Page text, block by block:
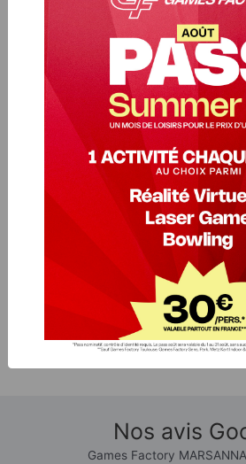
et compétitif en fin de
les dimanches de 19h à
BOWLING 2+1
/ pers
Pour la même personne, hors
Nos avis
Games Factory